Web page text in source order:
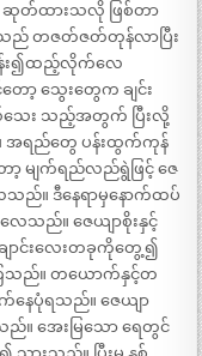
ဆုတ်ထားသလို ဖြစ်တာ
သည် တဇတ်ဇတ်တုန်လာပြီး
န်း၍ထည့်လိုက်လေ
ော့ သွေးတွေက ချင်း
ယ်သေး သည့်အတွက် ပြီးလို့
အရည်တွေ ပန်းထွက်ကုန်
မျက်ရည်လည်ရွဲဖြင့် ဇေ
သည်။ ဒီနေရာမှနောက်ထပ်
ေသည်။ ဇေယျာစိုးနှင့်
ောင်းလေးတခုကိုတွေ့၍
သည်။ တယောက်နှင့်တ
က်နေပုံရသည်။ ဇေယျာ
။ အေးမြသော ရေတွင်